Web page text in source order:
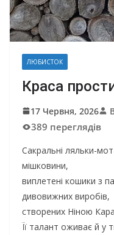
ЛЮБИСТОК
Краса
17 Червня, 2026
389 переглядів
Сакральні ляльки-
мішковини,
виплетені кошики з
дивовижних виробів,
створених Ніною
Її талант оживає й у